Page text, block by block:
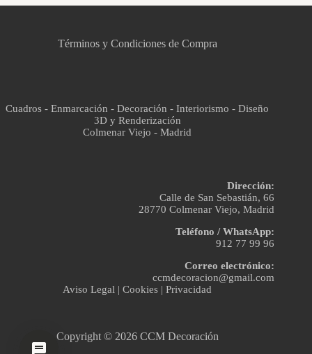
Términos y Condiciones de Compra
Cuadros - Enmarcación - Decoración - Interiorismo - Diseño
3D y Renderización
Colmenar Viejo - Madrid
Dirección:
Calle de San Sebastián, 66
28770 Colmenar Viejo, Madrid
Teléfono / WhatsApp:
912 77 99 96
Correo electrónico:
ccmdecoracion@gmail.com
Aviso Legal |Cookies |Privacidad
Copyright © 2026 CCM Decoración
Asistente virtual · En línea